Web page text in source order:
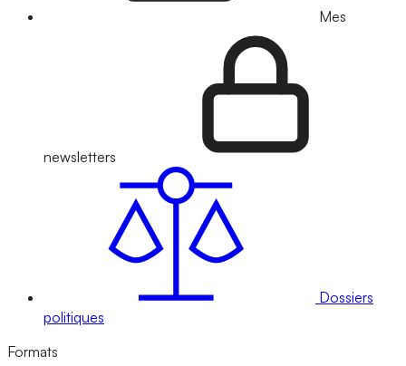
Mes
newsletters
Dossiers
politiques
Formats